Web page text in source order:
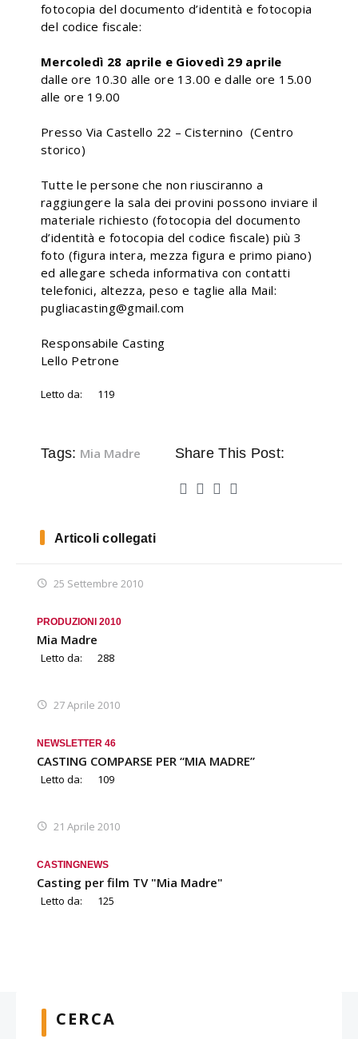
fotocopia del documento d’identità e fotocopia
del codice fiscale:
Mercoledì 28 aprile e Giovedì 29 aprile
dalle ore 10.30 alle ore 13.00 e dalle ore 15.00
alle ore 19.00
Presso Via Castello 22 – Cisternino (Centro
storico)
Tutte le persone che non riusciranno a
raggiungere la sala dei provini possono inviare il
materiale richiesto (fotocopia del documento
d’identità e fotocopia del codice fiscale) più 3
foto (figura intera, mezza figura e primo piano)
ed allegare scheda informativa con contatti
telefonici, altezza, peso e taglie alla Mail:
pugliacasting@gmail.com
Responsabile Casting
Lello Petrone
Letto da: 119
Tags: Mia Madre Share This Post:
Articoli collegati
25 Settembre 2010
PRODUZIONI 2010
Mia Madre
Letto da: 288
27 Aprile 2010
NEWSLETTER 46
CASTING COMPARSE PER “MIA MADRE”
Letto da: 109
21 Aprile 2010
CASTINGNEWS
Casting per film TV "Mia Madre"
Letto da: 125
CERCA